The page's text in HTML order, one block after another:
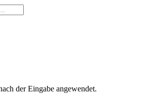
der Eingabe angewendet.